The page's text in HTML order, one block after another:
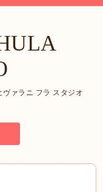
ヴァラニ フラ スタジオ